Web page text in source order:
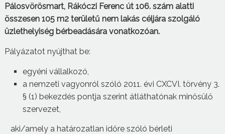
Pálosvörösmart, Rákóczi Ferenc út 106. szám alatti
összesen 105 m2 területű nem lakás céljára szolgáló
üzlethelyiség bérbeadására vonatkozóan.
Pályázatot nyújthat be:
egyéni vállalkozó,
a nemzeti vagyonról szóló 2011. évi CXCVI. törvény 3.
§ (1) bekezdés pontja szerint átláthatónak minősülő
szervezet,
aki/amely a határozatlan időre szóló bérleti